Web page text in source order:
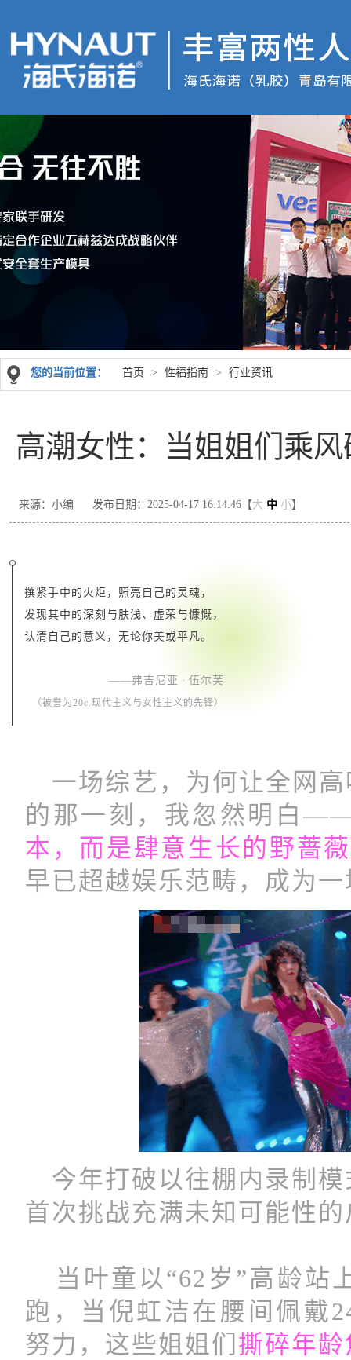
您的当前位置： 首页 > 性福指南 > 行业资讯
高潮女性：当姐姐们乘
来源：小编 发布日期：2025-04-17 16:14:46【大 中 小】
撰紧手中的火炬， 照亮自己的灵魂，
发现其中的深刻与肤浅、 虚荣与慷慨，
认清自己的意义，无论你美或平凡。
——弗吉尼亚 · 伍尔芙
（被誉为20c.现代主义与女性主义的先锋）
一场综艺，为何让全网高
的那一刻，我忽然明白
本，而是肆意生长的野蔷
早已超越娱乐范畴，成为
今年打破以往棚内录制模
首次挑战充满未知可能性
当叶童以“62岁”高龄站
跑，当倪虹洁在腰间佩戴
努力，这些姐姐们 撕碎年